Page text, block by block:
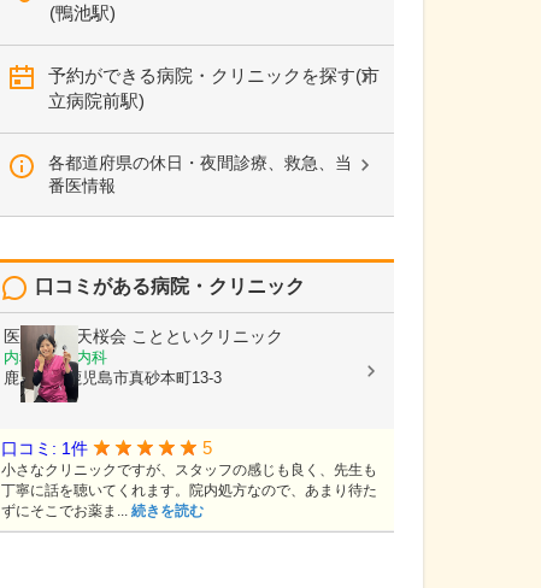
(鴨池駅)
予約ができる病院・クリニックを探す(市
立病院前駅)
各都道府県の休日・夜間診療、救急、当
番医情報
口コミがある病院・クリニック
医療法人 天桜会 ことといクリニック
内科, 血液内科
鹿児島県鹿児島市真砂本町13-3
口コミ: 1件 5
小さなクリニックですが、スタッフの感じも良く、先生も
丁寧に話を聴いてくれます。院内処方なので、あまり待た
ずにそこでお薬ま... 続きを読む